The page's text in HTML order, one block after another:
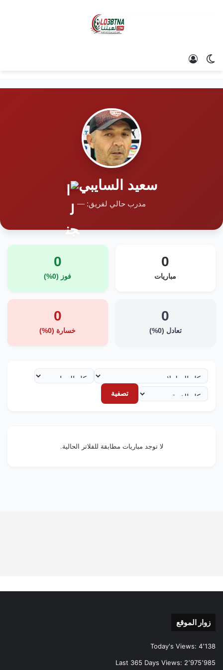
الوضع المظلم
سعيد السايبي
مدرب حالي لفريق: —
0
مباريات
0
فوز (0%)
0
تعادل (0%)
0
خسارة (0%)
تصفية
لا توجد مباريات مطابقة للفلاتر الحالية.
زوار الموقع
Today's Views: 4٬138
Last 365 Days Views: 2٬975٬985